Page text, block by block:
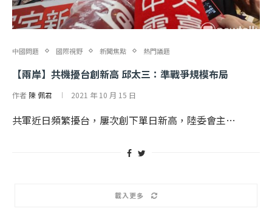
中國問題 國際視野 新聞焦點 熱門議題
【兩岸】共機擾台創新高 邱太三：準戰爭規模布局
作者 陳 佩君 2021 年 10 月 15 日
共軍近日頻繁擾台，屢次創下單日新高，陸委會主…
載入更多